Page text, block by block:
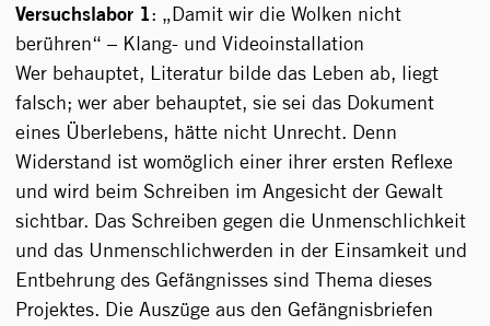
Versuchslabor 1: „Damit wir die Wolken nicht
berühren“ – Klang- und Videoinstallation
Wer behauptet, Literatur bilde das Leben ab, liegt
falsch; wer aber behauptet, sie sei das Dokument
eines Überlebens, hätte nicht Unrecht. Denn
Widerstand ist womöglich einer ihrer ersten Reflexe
und wird beim Schreiben im Angesicht der Gewalt
sichtbar. Das Schreiben gegen die Unmenschlichkeit
und das Unmenschlichwerden in der Einsamkeit und
Entbehrung des Gefängnisses sind Thema dieses
Projektes. Die Auszüge aus den Gefängnisbriefen